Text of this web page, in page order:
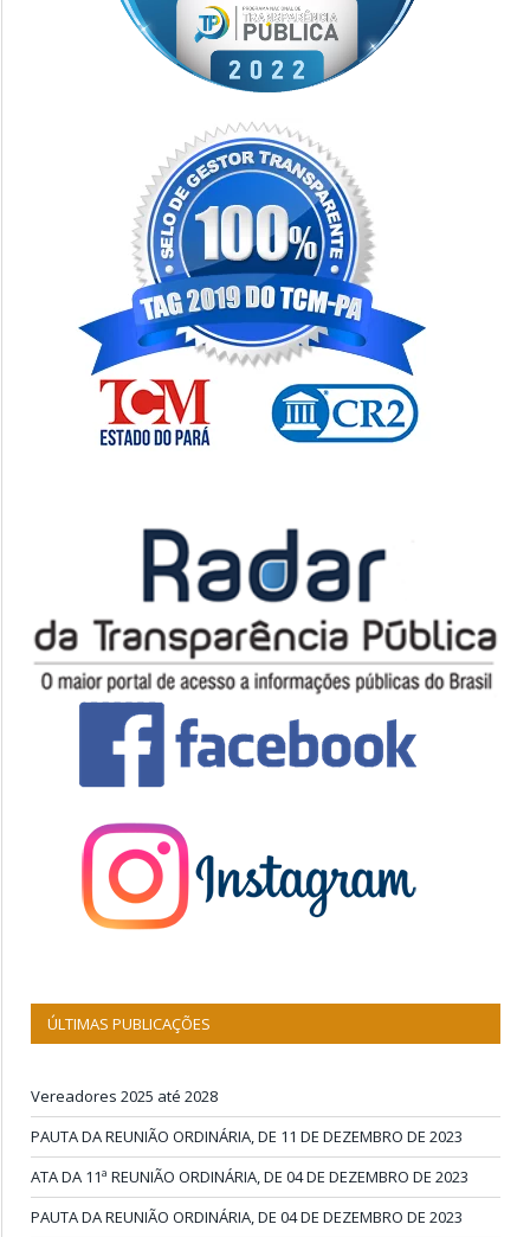
ÚLTIMAS PUBLICAÇÕES
Vereadores 2025 até 2028
PAUTA DA REUNIÃO ORDINÁRIA, DE 11 DE DEZEMBRO DE 2023
ATA DA 11ª REUNIÃO ORDINÁRIA, DE 04 DE DEZEMBRO DE 2023
PAUTA DA REUNIÃO ORDINÁRIA, DE 04 DE DEZEMBRO DE 2023